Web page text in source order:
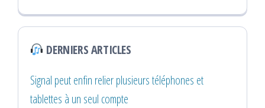
DERNIERS ARTICLES
Signal peut enfin relier plusieurs téléphones et
tablettes à un seul compte